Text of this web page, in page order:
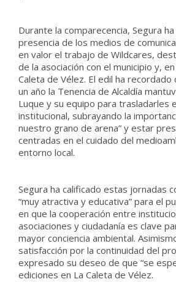
Durante la comparecencia, Segura
presencia de los medios de
en valor el trabajo de Wildcares,
de la asociación con el municipio y,
Caleta de Vélez. El edil ha recordado
un año la Tenencia de Alcaldía
Luque y su equipo para trasladarles
institucional, subrayando la
nuestro grano de arena” y estar
centradas en el cuidado del
entorno local.
Segura ha calificado estas jornadas
“muy atractiva y educativa” para el
en que la cooperación entre
asociaciones y ciudadanía es clave
mayor conciencia ambiental.
satisfacción por la continuidad del
expresado su deseo de que “se
ediciones en La Caleta de Vélez.